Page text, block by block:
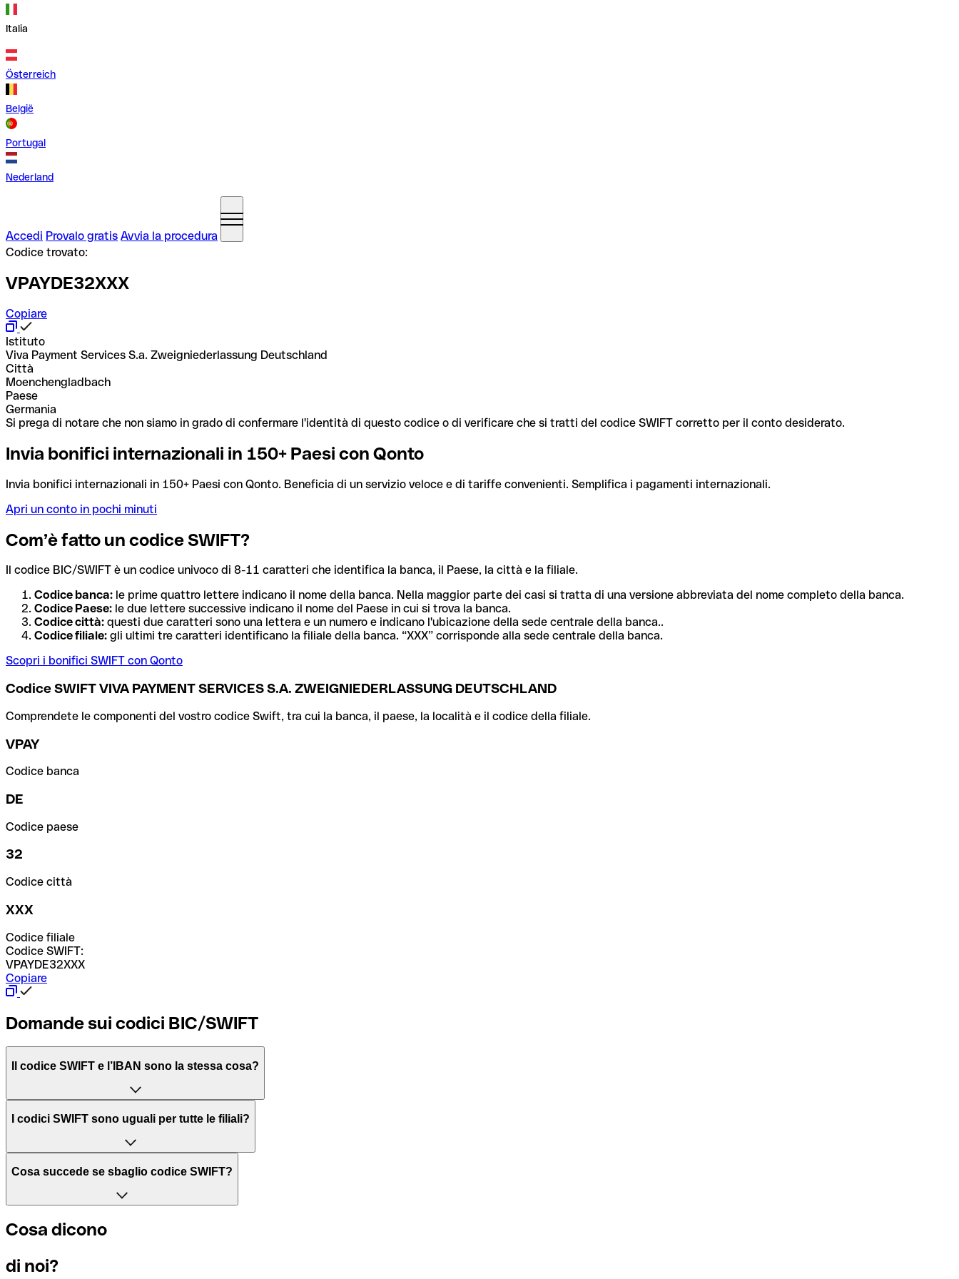
Italia
Österreich
België
Portugal
Nederland
Accedi Provalo gratis Avvia la procedura
Codice trovato:
VPAYDE32XXX
Copiare
Istituto
Viva Payment Services S.a. Zweigniederlassung Deutschland
Città
Moenchengladbach
Paese
Germania
Si prega di notare che non siamo in grado di confermare l'identità di questo codice o di verificare che si tratti del codice SWIFT corretto per il conto desiderato.
Invia bonifici internazionali in 150+ Paesi con Qonto
Invia bonifici internazionali in 150+ Paesi con Qonto. Beneficia di un servizio veloce e di tariffe convenienti. Semplifica i pagamenti internazionali.
Apri un conto in pochi minuti
Com’è fatto un codice SWIFT?
Il codice BIC/SWIFT è un codice univoco di 8-11 caratteri che identifica la banca, il Paese, la città e la filiale.
Codice banca: le prime quattro lettere indicano il nome della banca. Nella maggior parte dei casi si tratta di una versione abbreviata del nome completo della banca.
Codice Paese: le due lettere successive indicano il nome del Paese in cui si trova la banca.
Codice città: questi due caratteri sono una lettera e un numero e indicano l'ubicazione della sede centrale della banca..
Codice filiale: gli ultimi tre caratteri identificano la filiale della banca. “XXX” corrisponde alla sede centrale della banca.
Scopri i bonifici SWIFT con Qonto
Codice SWIFT VIVA PAYMENT SERVICES S.A. ZWEIGNIEDERLASSUNG DEUTSCHLAND
Comprendete le componenti del vostro codice Swift, tra cui la banca, il paese, la località e il codice della filiale.
VPAY
Codice banca
DE
Codice paese
32
Codice città
XXX
Codice filiale
Codice SWIFT:
VPAYDE32XXX
Copiare
Domande sui codici BIC/SWIFT
Il codice SWIFT e l’IBAN sono la stessa cosa?
L'acronimo SWIFT sta per “Society for Worldwide Interbank Financial Telecommunication”, una rete globale per l’elaborazione dei pagamenti tra diversi Paesi.
Il BIC, invece, sta per “Bank Identifier Code” ed è una sequenza di caratteri necessaria per indirizzare un bonifico internazionale.
I codici SWIFT sono uguali per tutte le filiali?
Dipende dalle banche. In alcuni casi le banche utilizzano lo stesso codice SWIFT per filiali diverse. In altri casi, le banche preferiscono avere un codice SWIFT dedicato per ogni
Per sapere a quale filiale fa riferimento un codice SWIFT, è necessario controllare le ultime cifre. Se il codice termina con XXX, significa che è il codice SWIFT della sede centrale.
Cosa succede se sbaglio codice SWIFT?
Se per caso invii un pagamento a un codice SWIFT esistente ma sbagliato, la banca ricevente deve segnalare che non gestisce il conto del destinatario e stornare il pagamento.
Se ti accorgi di aver usato un codice SWIFT sbagliato, contatta immediatamente la tua banca e chiedi di annullare la transazione.
Cosa dicono
di noi?